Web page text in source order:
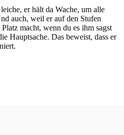
er hält da Wache, um alle
auch, weil er auf den Stufen
macht, wenn du es ihm sagst
Hauptsache. Das beweist, dass er